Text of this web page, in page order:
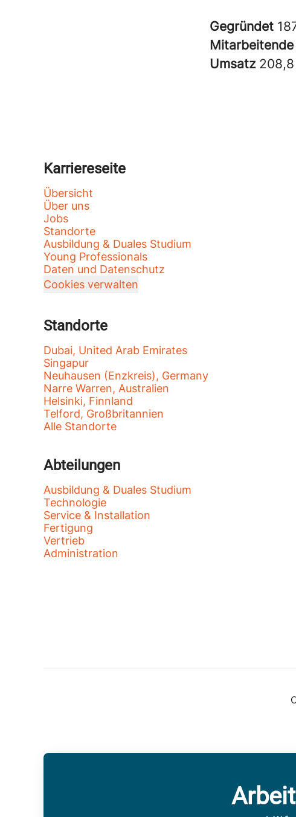
Gegründet
Mitarbeitende
Umsatz
Karriereseite
Übersicht
Über uns
Jobs
Standorte
Ausbildung & Duales Studium
Young Professionals
Daten und Datenschutz
Cookies verwalten
Standorte
Dubai, United Arab Emirates
Singapur
Neuhausen (Enzkreis), Germany
Narre Warren, Australien
Helsinki, Finnland
Telford, Großbritannien
Alle Standorte
Abteilungen
Ausbildung & Duales Studium
Technologie
Service & Installation
Fertigung
Vertrieb
Administration